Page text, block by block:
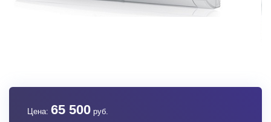
Цена: 65 500 руб.